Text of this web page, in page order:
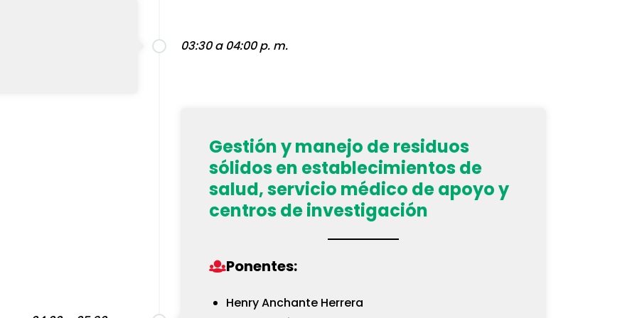
03:30 a 04:00 p. m.
Gestión y manejo de residuos
sólidos en establecimientos de
salud, servicio médico de apoyo y
centros de investigación
Ponentes:
Henry Anchante Herrera